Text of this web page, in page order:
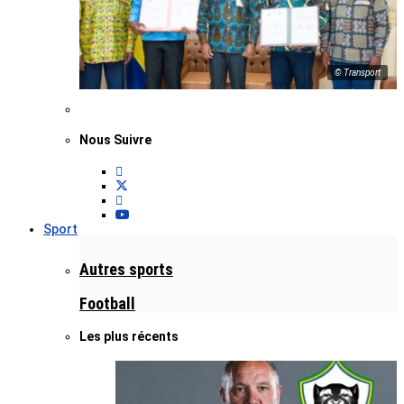
© Transport
Nous Suivre
Sport
Autres sports
Football
Les plus récents